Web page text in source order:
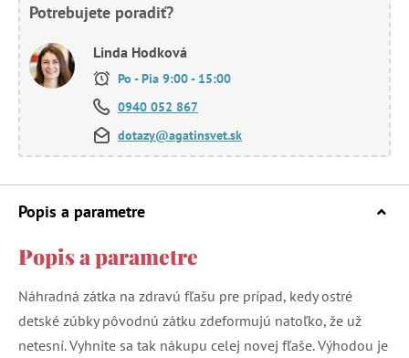
Potrebujete poradiť?
Linda Hodková
Po - Pia 9:00 - 15:00
0940 052 867
dotazy@agatinsvet.sk
Popis a parametre
Popis a parametre
Náhradná zátka na zdravú fľašu pre prípad, kedy ostré
detské zúbky pôvodnú zátku zdeformujú natoľko, že už
netesní. Vyhnite sa tak nákupu celej novej fľaše. Výhodou je